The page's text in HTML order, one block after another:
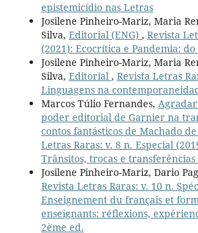
epistemicídio nas Letras
Josilene Pinheiro-Mariz, Maria
Silva, Editorial (ENG) , Revista
(2021): Ecocrítica e Pandemia:
Josilene Pinheiro-Mariz, Maria
Silva, Editorial , Revista Letras
Linguagens na
Marcos Túlio Fernandes,
poder editorial de Garnier na
contos fantásticos de Machado de
Letras Raras: v. 8 n. Especial
Trânsitos, trocas e
Josilene Pinheiro-Mariz, Dario
Revista Letras Raras: v. 10 n.
Enseignement du français et
enseignants: réflexions,
2ème ed.